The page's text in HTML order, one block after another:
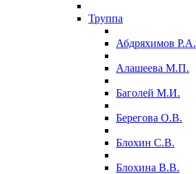
Труппа
Абдряхимов Р.А.
Алашеева М.П.
Баголей М.И.
Берегова О.В.
Блохин С.В.
Блохина В.В.